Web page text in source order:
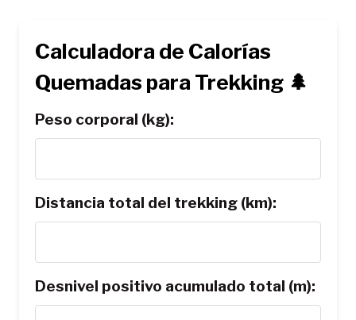
Calculadora de Calorías
Quemadas para Trekking 🌲
Peso corporal (kg):
Distancia total del trekking (km):
Desnivel positivo acumulado total (m):